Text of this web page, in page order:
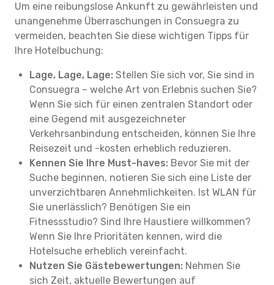
Um eine reibungslose Ankunft zu gewährleisten und
unangenehme Überraschungen in Consuegra zu
vermeiden, beachten Sie diese wichtigen Tipps für
Ihre Hotelbuchung:
Lage, Lage, Lage: Stellen Sie sich vor, Sie sind in
Consuegra – welche Art von Erlebnis suchen Sie?
Wenn Sie sich für einen zentralen Standort oder
eine Gegend mit ausgezeichneter
Verkehrsanbindung entscheiden, können Sie Ihre
Reisezeit und -kosten erheblich reduzieren.
Kennen Sie Ihre Must-haves: Bevor Sie mit der
Suche beginnen, notieren Sie sich eine Liste der
unverzichtbaren Annehmlichkeiten. Ist WLAN für
Sie unerlässlich? Benötigen Sie ein
Fitnessstudio? Sind Ihre Haustiere willkommen?
Wenn Sie Ihre Prioritäten kennen, wird die
Hotelsuche erheblich vereinfacht.
Nutzen Sie Gästebewertungen: Nehmen Sie
sich Zeit, aktuelle Bewertungen auf